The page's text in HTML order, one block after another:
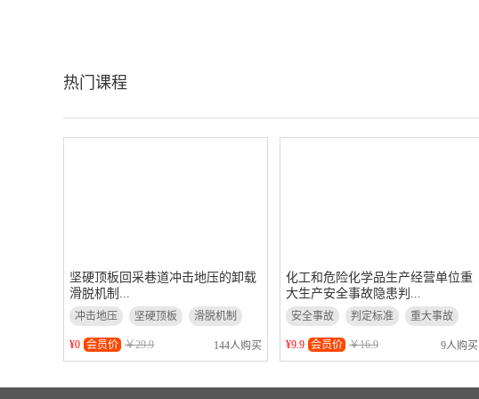
热门课程
坚硬顶板回采巷道冲击地压的卸载
滑脱机制...
冲击地压 坚硬顶板 滑脱机制
¥0 会员价 ￥29.9 144人购买
化工和危险化学品生产经营单位重
大生产安全事故隐患判...
安全事故 判定标准
重大事故
化工与危险化学品
¥9.9 会员价 ￥16.9 9人购买